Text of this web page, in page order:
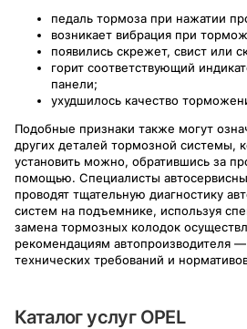
педаль тормоза при нажатии
возникает вибрация при
появились скрежет, свист или
горит соответствующий
панели;
ухудшилось качество
Подобные признаки также могут
других деталей тормозной системы,
установить можно, обратившись за
помощью. Специалисты
проводят тщательную диагностику
систем на подъемнике, используя
замена тормозных колодок
рекомендациям автопроизводителя
технических требований и
Каталог услуг OPEL